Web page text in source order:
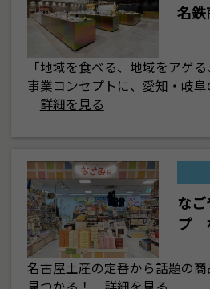
名鉄
「地域を食べる、地域をアゲ
事業コンセプトに、愛知・岐
詳細を見る
な
プ
名古屋土産の定番から話題の